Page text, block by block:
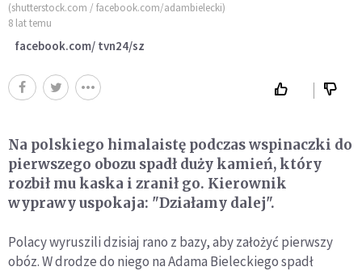
(shutterstock.com / facebook.com/adambielecki)
8 lat temu
facebook.com/ tvn24/sz
Na polskiego himalaistę podczas wspinaczki do
pierwszego obozu spadł duży kamień, który
rozbił mu kaska i zranił go. Kierownik
wyprawy uspokaja: "Działamy dalej".
Polacy wyruszili dzisiaj rano z bazy, aby założyć pierwszy
obóz. W drodze do niego na Adama Bieleckiego spadł